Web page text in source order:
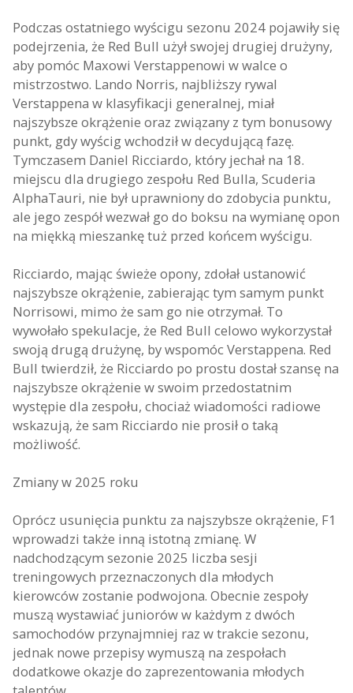
Podczas ostatniego wyścigu sezonu 2024 pojawiły się
podejrzenia, że Red Bull użył swojej drugiej drużyny,
aby pomóc Maxowi Verstappenowi w walce o
mistrzostwo. Lando Norris, najbliższy rywal
Verstappena w klasyfikacji generalnej, miał
najszybsze okrążenie oraz związany z tym bonusowy
punkt, gdy wyścig wchodził w decydującą fazę.
Tymczasem Daniel Ricciardo, który jechał na 18.
miejscu dla drugiego zespołu Red Bulla, Scuderia
AlphaTauri, nie był uprawniony do zdobycia punktu,
ale jego zespół wezwał go do boksu na wymianę opon
na miękką mieszankę tuż przed końcem wyścigu.
Ricciardo, mając świeże opony, zdołał ustanowić
najszybsze okrążenie, zabierając tym samym punkt
Norrisowi, mimo że sam go nie otrzymał. To
wywołało spekulacje, że Red Bull celowo wykorzystał
swoją drugą drużynę, by wspomóc Verstappena. Red
Bull twierdził, że Ricciardo po prostu dostał szansę na
najszybsze okrążenie w swoim przedostatnim
występie dla zespołu, chociaż wiadomości radiowe
wskazują, że sam Ricciardo nie prosił o taką
możliwość.
Zmiany w 2025 roku
Oprócz usunięcia punktu za najszybsze okrążenie, F1
wprowadzi także inną istotną zmianę. W
nadchodzącym sezonie 2025 liczba sesji
treningowych przeznaczonych dla młodych
kierowców zostanie podwojona. Obecnie zespoły
muszą wystawiać juniorów w każdym z dwóch
samochodów przynajmniej raz w trakcie sezonu,
jednak nowe przepisy wymuszą na zespołach
dodatkowe okazje do zaprezentowania młodych